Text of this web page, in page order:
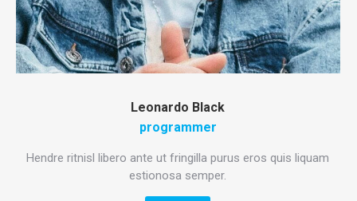
Leonardo Black
programmer
Hendre ritnisl libero ante ut fringilla purus eros quis liquam
estionosa semper.